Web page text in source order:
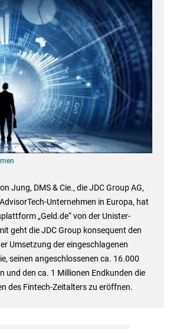
Jung, DMS & Cie., die JDC Group AG,
Unternehmen in Europa, hat
„Geld.de“ von der Unister-
geht die JDC Group konsequent den
Umsetzung der eingeschlagenen
seinen angeschlossenen ca. 16.000
und den ca. 1 Millionen Endkunden die
des Fintech-Zeitalters zu eröffnen.